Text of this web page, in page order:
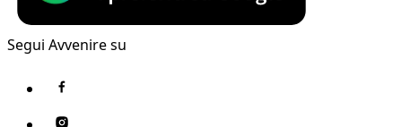
Segui Avvenire su